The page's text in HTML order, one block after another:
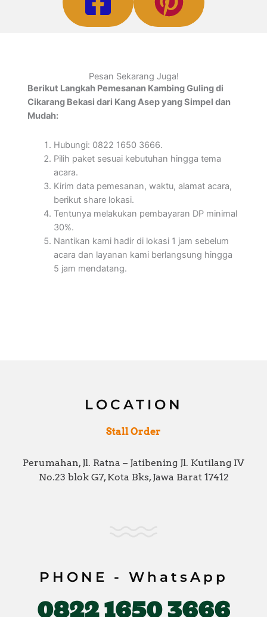
Pesan Sekarang Juga!
Berikut Langkah Pemesanan Kambing Guling di
Cikarang Bekasi dari Kang Asep yang Simpel dan
Mudah:
Hubungi: 0822 1650 3666.
Pilih paket sesuai kebutuhan hingga tema
acara.
Kirim data pemesanan, waktu, alamat acara,
berikut share lokasi.
Tentunya melakukan pembayaran DP minimal
30%.
Nantikan kami hadir di lokasi 1 jam sebelum
acara dan layanan kami berlangsung hingga
5 jam mendatang.
LOCATION
Stall Order
Perumahan, Jl. Ratna – Jatibening Jl. Kutilang IV
No.23 blok G7, Kota Bks, Jawa Barat 17412
PHONE - WhatsApp
0822 1650 3666